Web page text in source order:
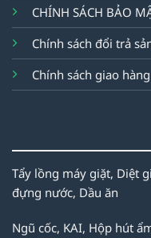
CHÍNH SÁCH BẢO
Chính sách đổi trả
Chính sách giao hàng
Tẩy lồng máy giặt, Diệt
đựng nước, Dầu ăn
Ngũ cốc, KAI, Hộp hút